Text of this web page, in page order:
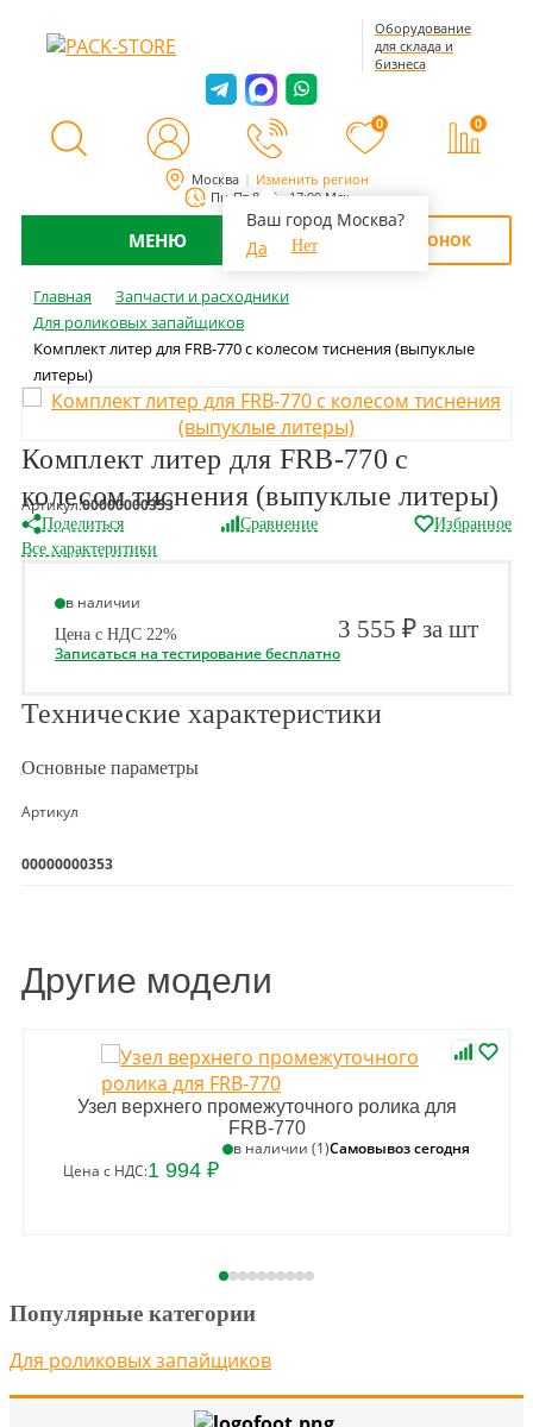
Москва Изменить регион
Ваш город Москва?
Да
Нет
Пн-Пт 8:00 - 17:00 Мск
Оборудование
для склада и
бизнеса
0 0
МЕНЮ ОБРАТНЫЙ ЗВОНОК
Главная
Запчасти и расходники
Для роликовых запайщиков
Комплект литер для FRB-770 с колесом тиснения (выпуклые
литеры)
Комплект литер для FRB-770 с
колесом тиснения (выпуклые литеры)
Артикул:00000000353
Поделиться Сравнение
Избранное
Все характеритики
в наличии
Цена с НДС 22% 3 555 ₽ за шт
Записаться на тестирование бесплатно
Технические характеристики
Основные параметры
Артикул
00000000353
Другие модели
Узел верхнего промежуточного ролика для
FRB-770
в наличии (1)Самовывоз сегодня
Цена с НДС:1 994 ₽
Популярные категории
Для роликовых запайщиков